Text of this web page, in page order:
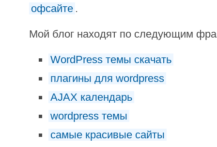
офсайте .
Мой блог находят по следующим
WordPress темы скачать
плагины для wordpress
AJAX календарь
wordpress темы
самые красивые сайты